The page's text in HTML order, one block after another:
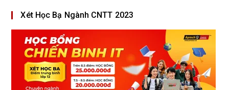
Xét Học Bạ Ngành CNTT 2023